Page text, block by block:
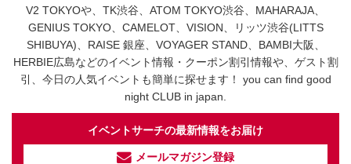
V2 TOKYOや、TK渋谷、ATOM TOKYO渋谷、MAHARAJA、
GENIUS TOKYO、CAMELOT、VISION、リッツ渋谷(LITTS
SHIBUYA)、RAISE 銀座、VOYAGER STAND、BAMBI大阪、
HERBIE広島などのイベント情報・クーポン割引情報や、ゲスト割
引、今日の人気イベントも簡単に探せます！ you can find good
night CLUB in japan.
イベントサーチの最新情報をお届け
メールマガジン登録